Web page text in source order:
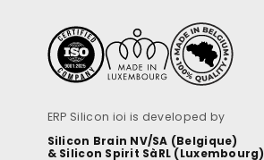
ERP Silicon ioi is developed by
Silicon Brain NV/SA (Belgique)
& Silicon Spirit SàRL (Luxembourg)